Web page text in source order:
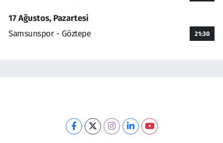
17 Ağustos, Pazartesi
Samsunspor - Göztepe
21:30